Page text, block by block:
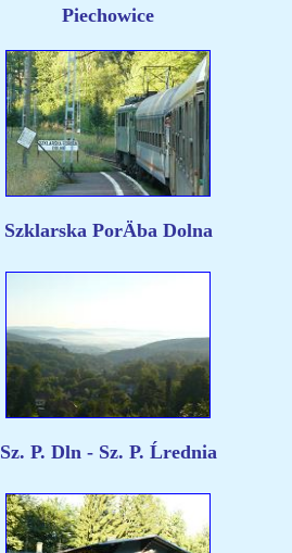
Piechowice
Szklarska PorÄba Dolna
Sz. P. Dln - Sz. P. Ĺrednia